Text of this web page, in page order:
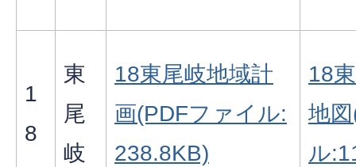
1
8
東
尾
岐
18東尾岐地域計
画(PDFファイル:
238.8KB)
18
地
ル